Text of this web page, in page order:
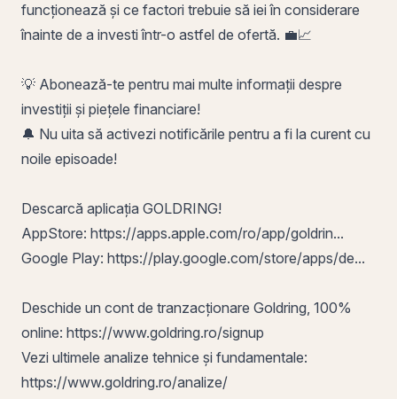
funcționează și ce factori trebuie să iei în considerare
înainte de a investi într-o astfel de ofertă. 💼📈
💡 Abonează-te pentru mai multe informații despre
investiții și piețele financiare!
🔔 Nu uita să activezi notificările pentru a fi la curent cu
noile episoade!
Descarcă aplicația GOLDRING!
AppStore: https://apps.apple.com/ro/app/goldrin...
Google Play: https://play.google.com/store/apps/de...
Deschide un cont de tranzacționare Goldring, 100%
online: https://www.goldring.ro/signup
Vezi ultimele analize tehnice și fundamentale:
https://www.goldring.ro/analize/